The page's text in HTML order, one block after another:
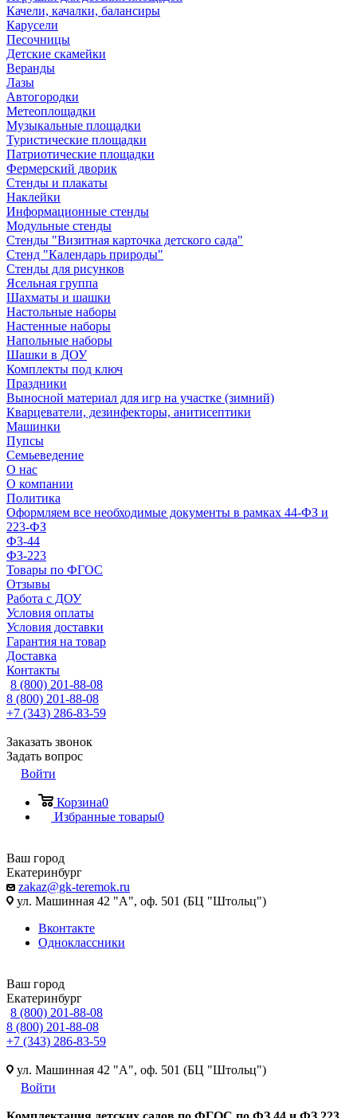
Качели, качалки, балансиры
Карусели
Песочницы
Детские скамейки
Веранды
Лазы
Автогородки
Метеоплощадки
Музыкальные площадки
Туристические площадки
Патриотические площадки
Фермерский дворик
Стенды и плакаты
Наклейки
Информационные стенды
Модульные стенды
Стенды "Визитная карточка детского сада"
Стенд "Календарь природы"
Стенды для рисунков
Ясельная группа
Шахматы и шашки
Настольные наборы
Настенные наборы
Напольные наборы
Шашки в ДОУ
Комплекты под ключ
Праздники
Выносной материал для игр на участке (зимний)
Кварцеватели, дезинфекторы, анитисептики
Машинки
Пупсы
Семьеведение
О нас
О компании
Политика
Оформляем все необходимые документы в рамках 44-ФЗ и
223-ФЗ
ФЗ-44
ФЗ-223
Товары по ФГОС
Отзывы
Работа с ДОУ
Условия оплаты
Условия доставки
Гарантия на товар
Доставка
Контакты
8 (800) 201-88-08
8 (800) 201-88-08
+7 (343) 286-83-59
Заказать звонок
Задать вопрос
Войти
Корзина0
Избранные товары0
Ваш город
Екатеринбург
zakaz@gk-teremok.ru
ул. Машинная 42 "А", оф. 501 (БЦ "Штольц")
Вконтакте
Одноклассники
Ваш город
Екатеринбург
8 (800) 201-88-08
8 (800) 201-88-08
+7 (343) 286-83-59
ул. Машинная 42 "А", оф. 501 (БЦ "Штольц")
Войти